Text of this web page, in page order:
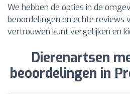
We hebben de opties in de
beoordelingen en echte reviews
vertrouwen kunt vergelijken en
Dierenartsen
beoordelingen in